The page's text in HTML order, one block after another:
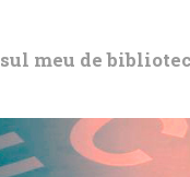
meu de